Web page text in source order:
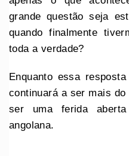
grande questão seja
quando finalmente
toda a verdade?
Enquanto essa
continuará a ser mais
ser uma ferida
angolana.